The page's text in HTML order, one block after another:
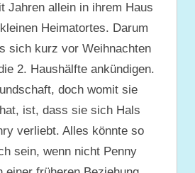
Jahren allein in ihrem Haus
Heimatortes. Darum
sich kurz vor Weihnachten
2. Haushälfte ankündigen.
doch womit sie
ist, dass sie sich Hals
verliebt. Alles könnte so
sein, wenn nicht Penny